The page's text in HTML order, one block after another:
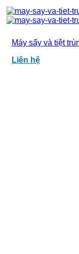
Máy sấy và tiệt
Liên hệ